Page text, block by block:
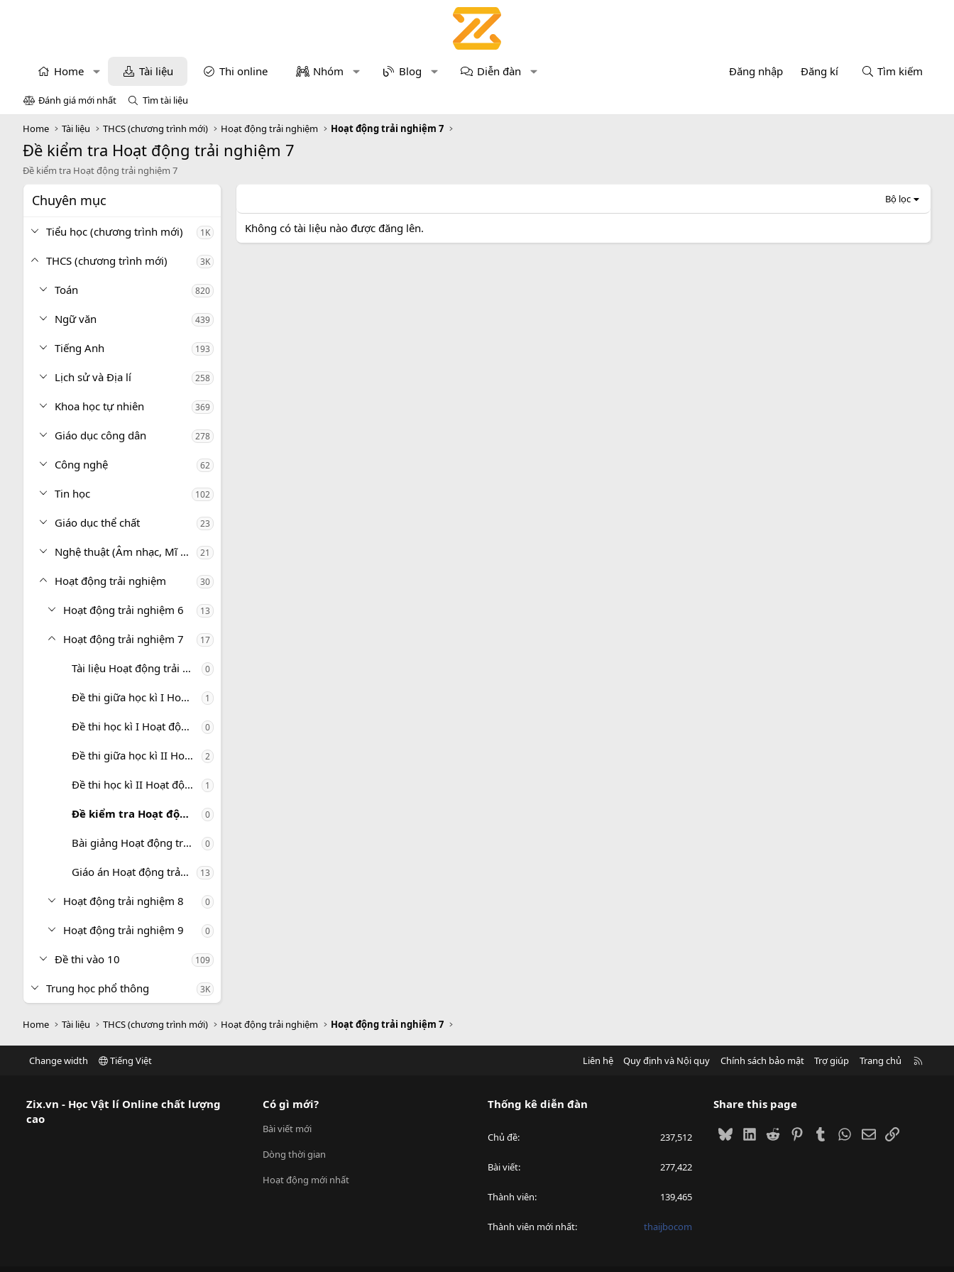
Home Tài liệu Thi online Nhóm Blog Diễn đàn Đăng nhập Đăng kí Tìm kiếm
Đánh giá mới nhất Tìm tài liệu
Home Tài liệu THCS (chương trình mới) Hoạt động trải nghiệm Hoạt động trải nghiệm 7
Đề kiểm tra Hoạt động trải nghiệm 7
Đề kiểm tra Hoạt động trải nghiệm 7
Chuyên mục
Tiểu học (chương trình mới) 1K
THCS (chương trình mới) 3K
Toán 820
Ngữ văn 439
Tiếng Anh 193
Lịch sử và Địa lí 258
Khoa học tự nhiên 369
Giáo dục công dân 278
Công nghệ 62
Tin học 102
Giáo dục thể chất 23
Nghệ thuật (Âm nhạc, Mĩ thuật) 21
Hoạt động trải nghiệm 30
Hoạt động trải nghiệm 6 13
Hoạt động trải nghiệm 7 17
Tài liệu Hoạt động trải nghiệm 7 0
Đề thi giữa học kì I Hoạt động trải nghiệm 7 1
Đề thi học kì I Hoạt động trải nghiệm 7 0
Đề thi giữa học kì II Hoạt động trải nghiệm 7 2
Đề thi học kì II Hoạt động trải nghiệm 7 1
Đề kiểm tra Hoạt động trải nghiệm 7 0
Bài giảng Hoạt động trải nghiệm 7 0
Giáo án Hoạt động trải nghiệm 7 13
Hoạt động trải nghiệm 8 0
Hoạt động trải nghiệm 9 0
Đề thi vào 10 109
Trung học phổ thông 3K
Bộ lọc
Không có tài liệu nào được đăng lên.
Home Tài liệu THCS (chương trình mới) Hoạt động trải nghiệm Hoạt động trải nghiệm 7
Change width Tiếng Việt Liên hệ Quy định và Nội quy Chính sách bảo mật Trợ giúp Trang chủ
Zix.vn - Học Vật lí Online chất lượng
cao
Có gì mới?
Bài viết mới
Dòng thời gian
Hoạt động mới nhất
Thống kê diễn đàn
Chủ đề 237,512
Bài viết 277,422
Thành viên 139,465
Thành viên mới nhất thaijbocom
Share this page
BlueskyLinkedIn
Reddit PinterestTumblrWhatsApp
EmailLink